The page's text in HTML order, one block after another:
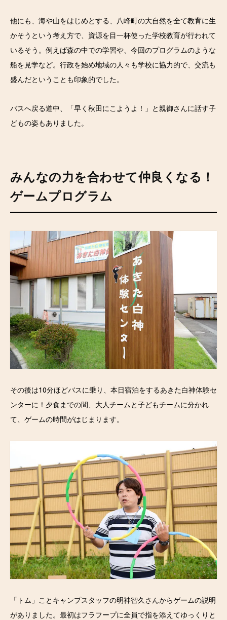
他にも、海や山をはじめとする、八峰町の大自然を全て教育に生
かそうという考え方で、資源を目一杯使った学校教育が行われて
いるそう。例えば森の中での学習や、今回のプログラムのような
船を見学など。行政を始め地域の人々も学校に協力的で、交流も
盛んだということも印象的でした。
バスへ戻る道中、「早く秋田にこようよ！」と親御さんに話す子
どもの姿もありました。
みんなの力を合わせて仲良くなる！
ゲームプログラム
その後は10分ほどバスに乗り、本日宿泊をするあきた白神体験セ
ンターに！夕食までの間、大人チームと子どもチームに分かれ
て、ゲームの時間がはじまります。
「トム」ことキャンプスタッフの明神智久さんからゲームの説明
がありました。最初はフラフープに全員で指を添えてゆっくりと